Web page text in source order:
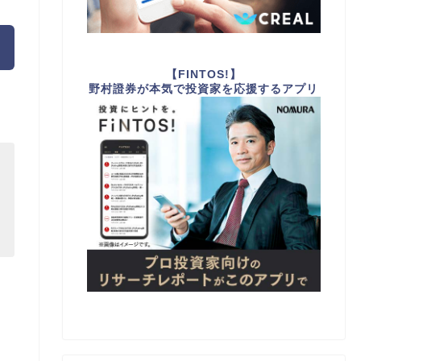
【FINTOS!】
野村證券が本気で投資家を応援するアプリ